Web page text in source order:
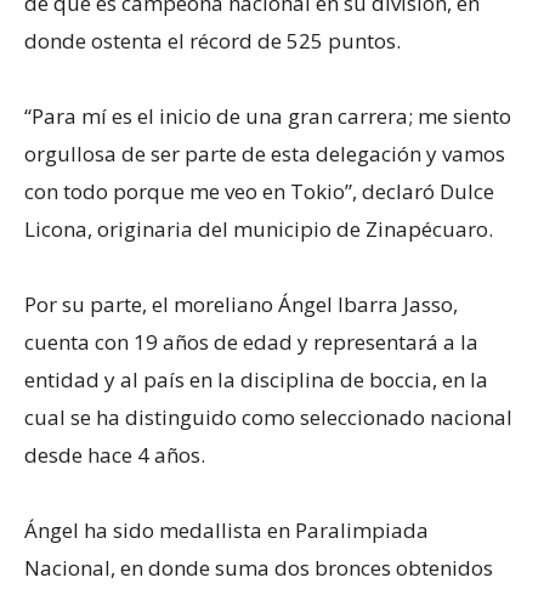
donde ostenta el récord de 525 puntos.
“Para mí es el inicio de una gran carrera; me siento
orgullosa de ser parte de esta delegación y vamos
con todo porque me veo en Tokio”, declaró Dulce
Licona, originaria del municipio de Zinapécuaro.
Por su parte, el moreliano Ángel Ibarra Jasso,
cuenta con 19 años de edad y representará a la
entidad y al país en la disciplina de boccia, en la
cual se ha distinguido como seleccionado nacional
desde hace 4 años.
Ángel ha sido medallista en Paralimpiada
Nacional, en donde suma dos bronces obtenidos